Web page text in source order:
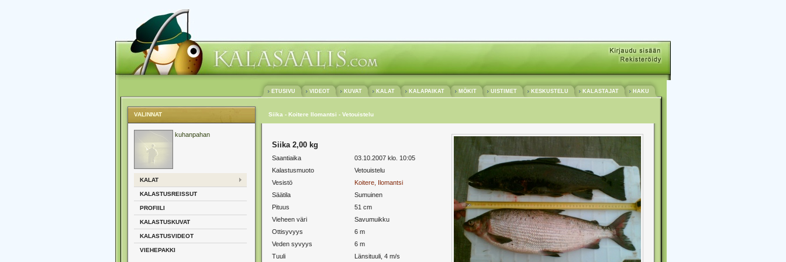
ETUSIVU VIDEOT KUVAT KALAT KALAPAIKAT MÖKIT UISTIMET KESKUSTELU KALASTAJAT HAKU
VALINNAT
kuhanpahan
KALAT
KALASTUSREISSUT
PROFIILI
KALASTUSKUVAT
KALASTUSVIDEOT
VIEHEPAKKI
Siika - Koitere Ilomantsi - Vetouistelu
Siika 2,00 kg
Saantiaika
03.10.2007 klo. 10:05
Kalastusmuoto
Vetouistelu
Vesistö
Koitere, Ilomantsi
Säätila
Sumuinen
Pituus
51 cm
Vieheen väri
Savumuikku
Ottisyvyys
6 m
Veden syvyys
6 m
Tuuli
Länsituuli, 4 m/s